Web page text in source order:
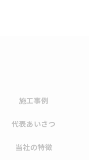
施工事例
代表あいさつ
当社の特徴